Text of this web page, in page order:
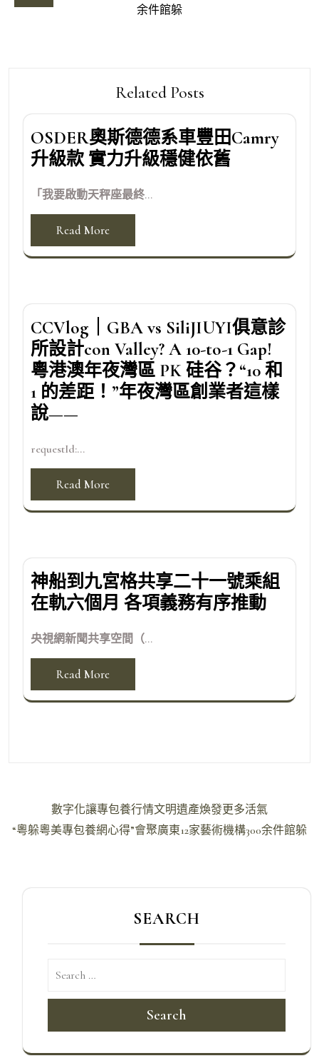
導
余件館躲
Related Posts
OSDER奧斯德德系車豐田Camry
升級款 實力升級穩健依舊
「我要啟動天秤座最終...
Read More
CCVlog｜GBA vs SiliJIUYI俱意診
所設計con Valley? A 10-to-1 Gap!
粵港澳年夜灣區 PK 硅谷？“10 和
1 的差距！”年夜灣區創業者這樣
說——
requestId:...
Read More
神船到九宮格共享二十一號乘組
在軌六個月 各項義務有序推動
央視網新聞共享空間（...
Read More
章
數字化讓專包養行情文明遺產煥發更多活氣
“粵躲粵美專包養網心得”會聚廣東12家藝術機構300余件館躲
SEARCH
Search